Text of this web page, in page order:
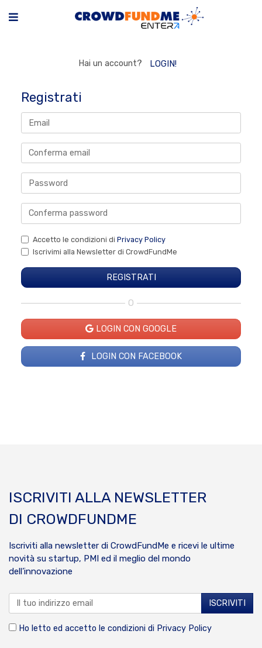
Hai un account? LOGIN!
Registrati
Accetto le condizioni di Privacy Policy
Iscrivimi alla Newsletter di CrowdFundMe
O
LOGIN CON GOOGLE
LOGIN CON FACEBOOK
ISCRIVITI ALLA NEWSLETTER
DI CROWDFUNDME
Iscriviti alla newsletter di CrowdFundMe e ricevi le ultime
novità su startup, PMI ed il meglio del mondo
dell’innovazione
Ho letto ed accetto le condizioni di Privacy Policy